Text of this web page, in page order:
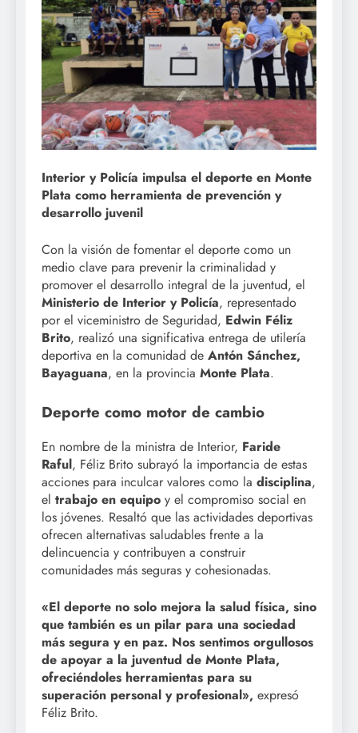
Interior y Policía impulsa el deporte en Monte
Plata como herramienta de prevención y
desarrollo juvenil
Con la visión de fomentar el deporte como un
medio clave para prevenir la criminalidad y
promover el desarrollo integral de la juventud, el
Ministerio de Interior y Policía, representado
por el viceministro de Seguridad, Edwin Féliz
Brito, realizó una significativa entrega de utilería
deportiva en la comunidad de Antón Sánchez,
Bayaguana, en la provincia Monte Plata.
Deporte como motor de cambio
En nombre de la ministra de Interior, Faride
Raful, Féliz Brito subrayó la importancia de estas
acciones para inculcar valores como la disciplina,
el trabajo en equipo y el compromiso social en
los jóvenes. Resaltó que las actividades deportivas
ofrecen alternativas saludables frente a la
delincuencia y contribuyen a construir
comunidades más seguras y cohesionadas.
«El deporte no solo mejora la salud física, sino
que también es un pilar para una sociedad
más segura y en paz. Nos sentimos orgullosos
de apoyar a la juventud de Monte Plata,
ofreciéndoles herramientas para su
superación personal y profesional», expresó
Féliz Brito.